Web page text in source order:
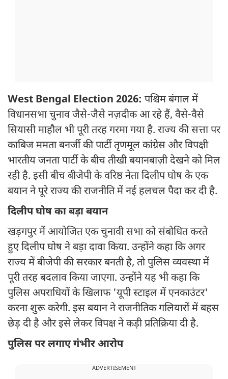
West Bengal Election 2026: पश्चिम बंगाल में
विधानसभा चुनाव जैसे-जैसे नज़दीक आ रहे हैं, वैसे-वैसे
सियासी माहौल भी पूरी तरह गरमा गया है. राज्य की सत्ता पर
काबिज ममता बनर्जी की पार्टी तृणमूल कांग्रेस और विपक्षी
भारतीय जनता पार्टी के बीच तीखी बयानबाज़ी देखने को मिल
रही है. इसी बीच बीजेपी के वरिष्ठ नेता दिलीप घोष के एक
बयान ने पूरे राज्य की राजनीति में नई हलचल पैदा कर दी है.
दिलीप घोष का बड़ा बयान
खड़गपुर में आयोजित एक चुनावी सभा को संबोधित करते
हुए दिलीप घोष ने बड़ा दावा किया. उन्होंने कहा कि अगर
राज्य में बीजेपी की सरकार बनती है, तो पुलिस व्यवस्था में
पूरी तरह बदलाव किया जाएगा. उन्होंने यह भी कहा कि
पुलिस अपराधियों के खिलाफ 'यूपी स्टाइल में एनकाउंटर'
करना शुरू करेगी. इस बयान ने राजनीतिक गलियारों में बहस
छेड़ दी है और इसे लेकर विपक्ष ने कड़ी प्रतिक्रिया दी है.
पुलिस पर लगाए गंभीर आरोप
ADVERTISEMENT